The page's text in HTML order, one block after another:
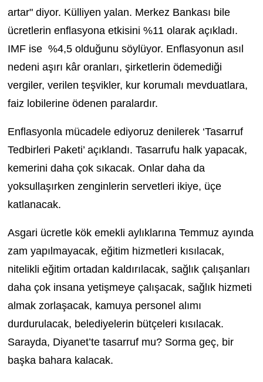
artar" diyor. Külliyen yalan. Merkez Bankası bile
ücretlerin enflasyona etkisini %11 olarak açıkladı.
IMF ise %4,5 olduğunu söylüyor. Enflasyonun asıl
nedeni aşırı kâr oranları, şirketlerin ödemediği
vergiler, verilen teşvikler, kur korumalı mevduatlara,
faiz lobilerine ödenen paralardır.
Enflasyonla mücadele ediyoruz denilerek ‘Tasarruf
Tedbirleri Paketi’ açıklandı. Tasarrufu halk yapacak,
kemerini daha çok sıkacak. Onlar daha da
yoksullaşırken zenginlerin servetleri ikiye, üçe
katlanacak.
Asgari ücretle kök emekli aylıklarına Temmuz ayında
zam yapılmayacak, eğitim hizmetleri kısılacak,
nitelikli eğitim ortadan kaldırılacak, sağlık çalışanları
daha çok insana yetişmeye çalışacak, sağlık hizmeti
almak zorlaşacak, kamuya personel alımı
durdurulacak, belediyelerin bütçeleri kısılacak.
Sarayda, Diyanet’te tasarruf mu? Sorma geç, bir
başka bahara kalacak.